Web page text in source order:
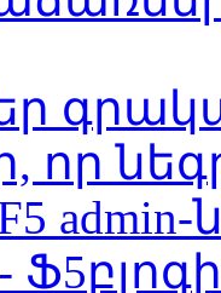
որ
admin-